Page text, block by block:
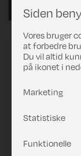
Comet
Siden
Vores bruger
at forbedre
Du vil altid
på ikonet i
Marketing
Statistiske
Funktionelle